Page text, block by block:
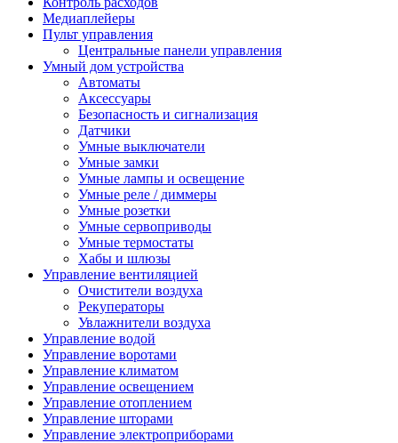
Медиаплейеры
Пульт управления
Центральные панели управления
Умный дом устройства
Автоматы
Аксессуары
Безопасность и сигнализация
Датчики
Умные выключатели
Умные замки
Умные лампы и освещение
Умные реле / диммеры
Умные розетки
Умные сервоприводы
Умные термостаты
Хабы и шлюзы
Управление вентиляцией
Очистители воздуха
Рекуператоры
Увлажнители воздуха
Управление водой
Управление воротами
Управление климатом
Управление освещением
Управление отоплением
Управление шторами
Управление электроприборами